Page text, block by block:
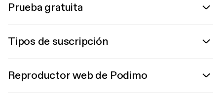
Prueba gratuita
Tipos de suscripción
Reproductor web de Podimo